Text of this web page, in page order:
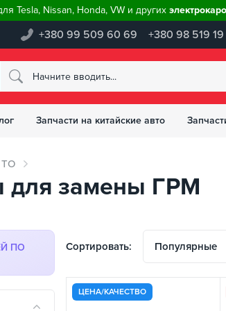
Tesla, Nissan, Honda, VW и других
+380 99 509 60 69 +380 98 519
Запчасти на китайские авто
ТО
для замены ГРМ
ПО
Сортировать: Популярные
ЦЕНА/КАЧЕСТВО